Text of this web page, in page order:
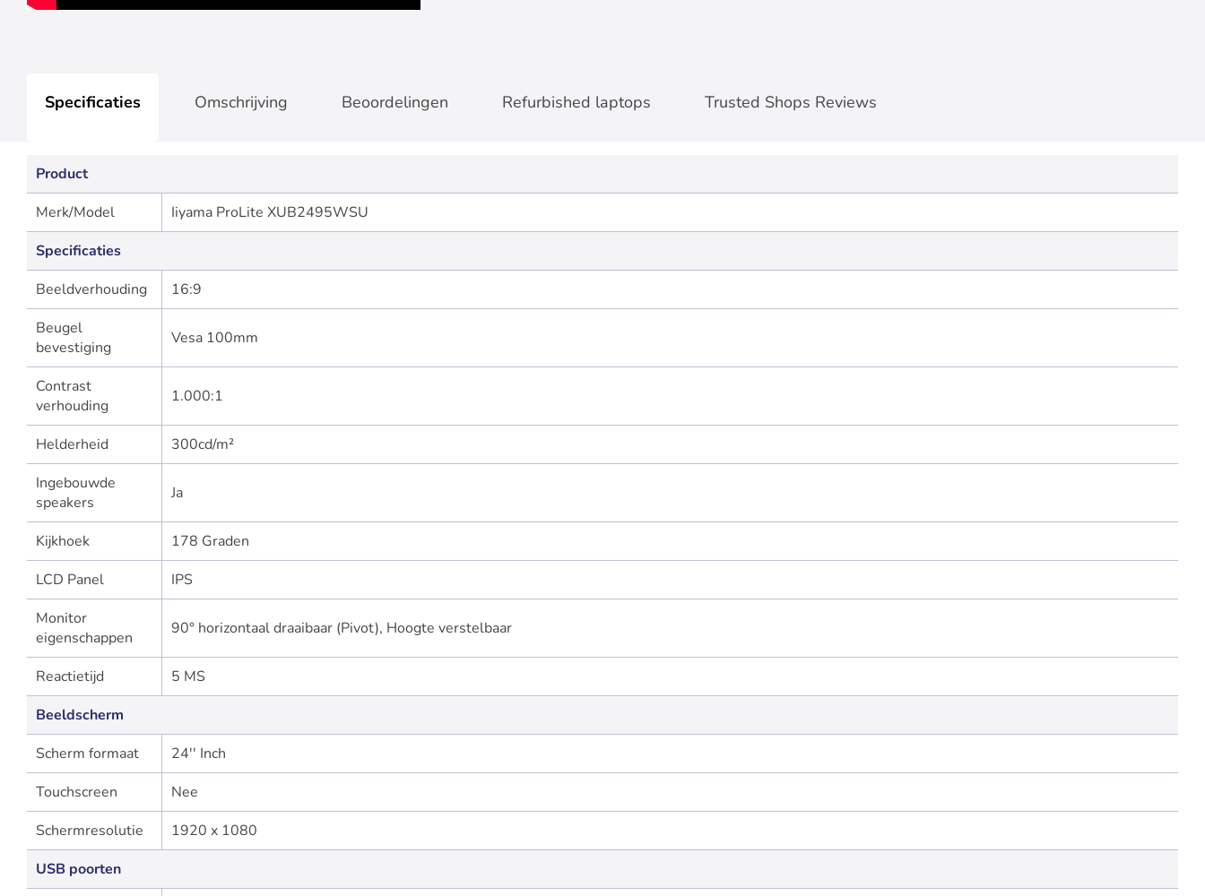
Specificaties Omschrijving Beoordelingen Refurbished laptops Trusted Shops Reviews
Product
Merk/Model
Iiyama ProLite XUB2495WSU
Specificaties
Beeldverhouding
16:9
Beugel
bevestiging
Vesa 100mm
Contrast
verhouding
1.000:1
Helderheid
300cd/m²
Ingebouwde
speakers
Ja
Kijkhoek
178 Graden
LCD Panel
IPS
Monitor
eigenschappen
90° horizontaal draaibaar (Pivot), Hoogte verstelbaar
Reactietijd
5 MS
Beeldscherm
Scherm formaat
24'' Inch
Touchscreen
Nee
Schermresolutie
1920 x 1080
USB poorten